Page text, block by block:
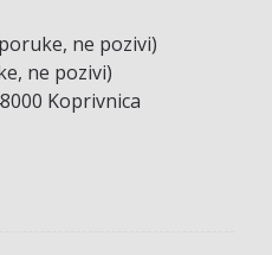
ne pozivi)
ne pozivi)
Koprivnica